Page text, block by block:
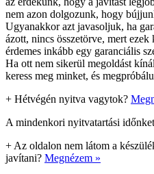
nem azon dolgozunk, hogy
Ugyanakkor azt javasoljuk, ha
ázott, nincs összetörve, mert
érdemes inkább egy garanciális
Ha ott nem sikerül megoldást
keress meg minket, és
+ Hétvégén nyitva vagytok?
A mindenkori nyitvatartási időnket
+ Az oldalon nem látom a
javítani? Megnézem »